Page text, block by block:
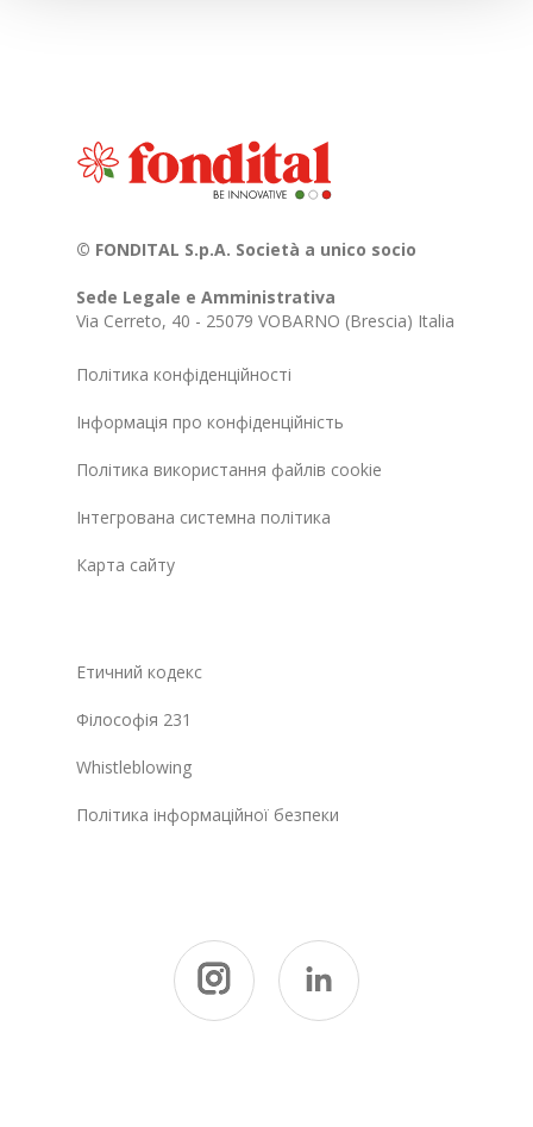
© FONDITAL S.p.A. Società a unico socio
Sede Legale e Amministrativa
Via Cerreto, 40 - 25079 VOBARNO (Brescia) Italia
Політика конфіденційності
Інформація про конфіденційність
Політика використання файлів cookie
Інтегрована системна політика
Карта сайту
Етичний кодекс
Філософія 231
Whistleblowing
Політика інформаційної безпеки